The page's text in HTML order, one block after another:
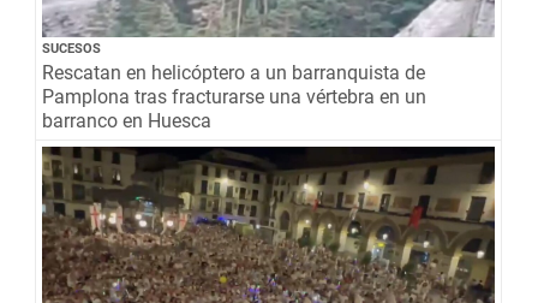
SUCESOS
Rescatan en helicóptero a un barranquista de
Pamplona tras fracturarse una vértebra en un
barranco en Huesca